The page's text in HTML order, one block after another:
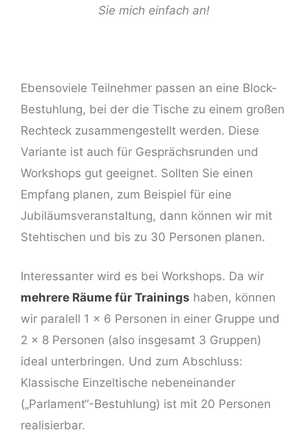
Sie mich einfach an!
Ebensoviele Teilnehmer passen an eine Block-
Bestuhlung, bei der die Tische zu einem großen
Rechteck zusammengestellt werden. Diese
Variante ist auch für Gesprächsrunden und
Workshops gut geeignet. Sollten Sie einen
Empfang planen, zum Beispiel für eine
Jubiläumsveranstaltung, dann können wir mit
Stehtischen und bis zu 30 Personen planen.
Interessanter wird es bei Workshops. Da wir
mehrere Räume für Trainings haben, können
wir paralell 1 x 6 Personen in einer Gruppe und
2 x 8 Personen (also insgesamt 3 Gruppen)
ideal unterbringen. Und zum Abschluss:
Klassische Einzeltische nebeneinander
(„Parlament“-Bestuhlung) ist mit 20 Personen
realisierbar.